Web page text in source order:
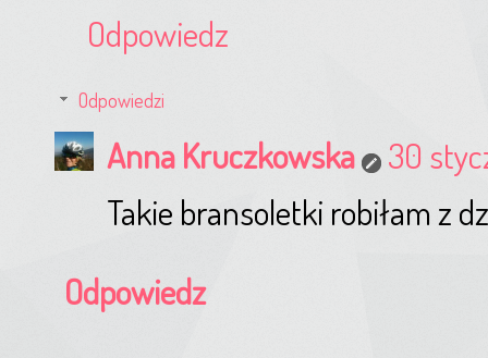
Odpowiedz
Odpowiedzi
Anna Kruczkowska
30
Takie bransoletki robiłam z
Odpowiedz